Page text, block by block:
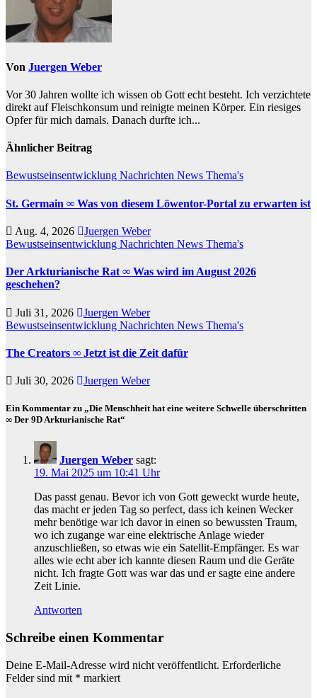
Von Juergen Weber
Vor 30 Jahren wollte ich wissen ob Gott echt besteht. Ich verzichtete
direkt auf Fleischkonsum und reinigte meinen Körper. Ein riesiges
Opfer für mich damals. Danach durfte ich...
Ähnlicher Beitrag
Bewustseinsentwicklung Nachrichten News Thema's
St. Germain ∞ Was von diesem Löwentor-Portal zu erwarten ist
Aug. 4, 2026
Juergen Weber
Bewustseinsentwicklung Nachrichten News Thema's
Der Arkturianische Rat ∞ Was wird im August 2026
geschehen?
Juli 31, 2026
Juergen Weber
Bewustseinsentwicklung Nachrichten News Thema's
The Creators ∞ Jetzt ist die Zeit dafür
Juli 30, 2026 Juergen Weber
Ein Kommentar zu „Die Menschheit hat eine weitere Schwelle überschritten
∞ Der 9D Arkturianische Rat“
Juergen Weber sagt:
19. Mai 2025 um 10:41 Uhr
Das passt genau. Bevor ich von Gott geweckt wurde heute,
das macht er jeden Tag so perfect, dass ich keinen Wecker
mehr benötige war ich davor in einen so bewussten Traum,
wo ich zugange war eine elektrische Anlage wieder
anzuschließen, so etwas wie ein Satellit-Empfänger. Es war
alles wie echt aber ich kannte diesen Raum und die Geräte
nicht. Ich fragte Gott was war das und er sagte eine andere
Zeit Linie.
Antworten
Schreibe einen Kommentar
Deine E-Mail-Adresse wird nicht veröffentlicht. Erforderliche
Felder sind mit * markiert